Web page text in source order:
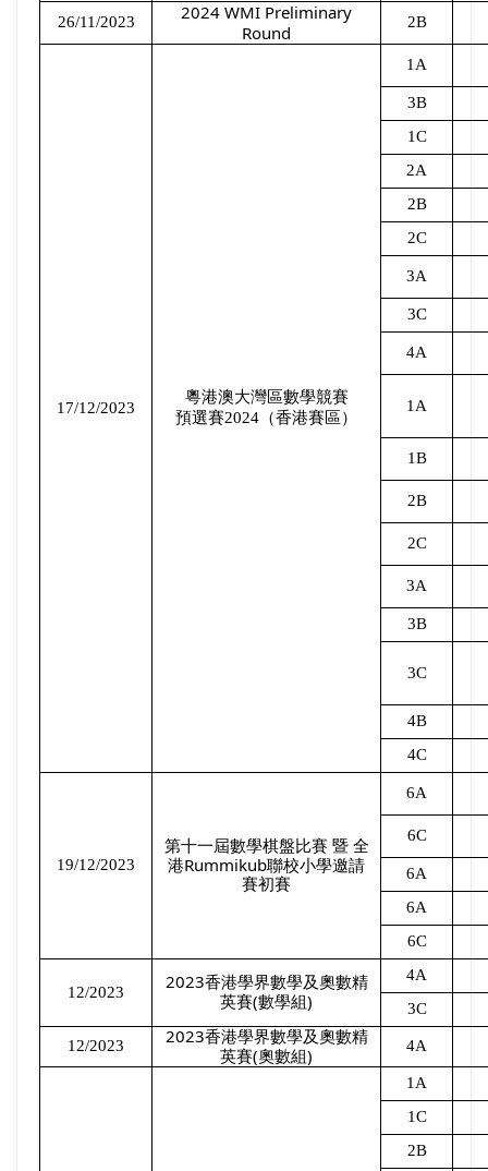
26/11/2023
2024 WMI Preliminary
Round
2B
17/12/2023
粵港澳大灣區數學競賽
預選賽2024 （香港賽區）
1A
3B
1C
2A
2B
2C
3A
3C
4A
1A
1B
2B
2C
3A
3B
3C
4B
4C
19/12/2023
第十一屆數學棋盤比賽 暨 全
港Rummikub聯校小學邀請
賽初賽
6A
6C
6A
6A
6C
12/2023 2023香港學界數學及奧數精
英賽(數學組)
4A
3C
12/2023 2023香港學界數學及奧數精
英賽(奧數組) 4A
1A
1C
2B